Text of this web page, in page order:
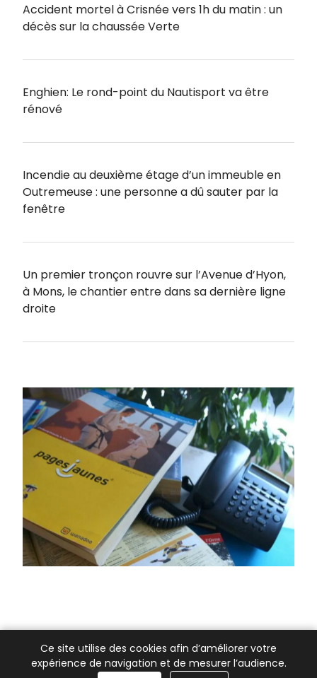
Accident mortel à Crisnée vers 1h du matin : un
décès sur la chaussée Verte
Enghien: Le rond-point du Nautisport va être
rénové
Incendie au deuxième étage d’un immeuble en
Outremeuse : une personne a dû sauter par la
fenêtre
Un premier tronçon rouvre sur l’Avenue d’Hyon,
à Mons, le chantier entre dans sa dernière ligne
droite
Ce site utilise des cookies afin d’améliorer votre
expérience de navigation et de mesurer l’audience.